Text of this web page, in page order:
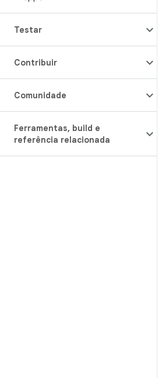
Testar
Contribuir
Comunidade
Ferramentas, build e
referência relacionada